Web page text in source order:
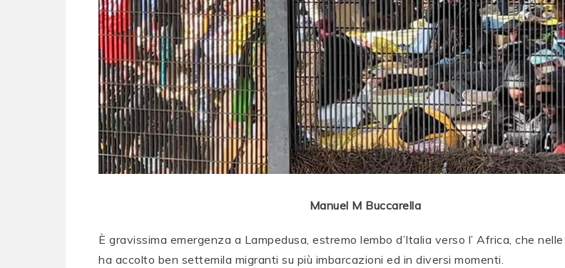
Manuel M Buccarella
È gravissima emergenza a Lampedusa, estremo lembo d’Italia verso l’ Africa, che
ha accolto ben settemila migranti su più imbarcazioni ed in diversi momenti.